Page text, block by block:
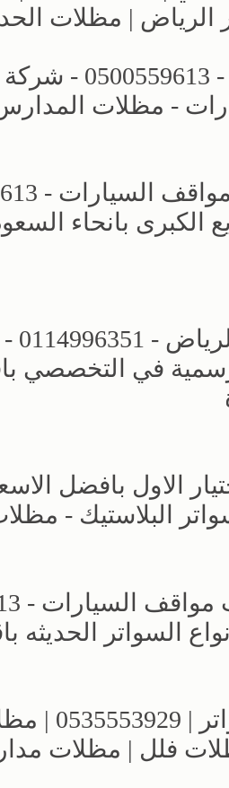
| مظلات
عروض وتصاميم مظلات
- مظلات
بانحاء
في التخصصي
الاول بافضل
- سواتر البلاستيك
الحديثه
مؤسسة
فلل | مظلات